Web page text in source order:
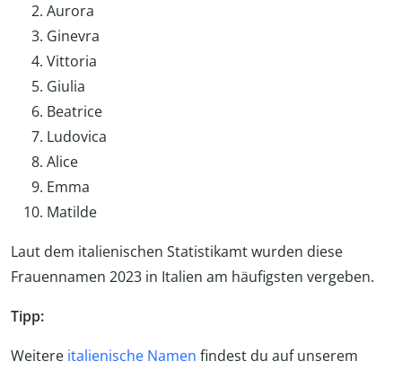
Aurora
Ginevra
Vittoria
Giulia
Beatrice
Ludovica
Alice
Emma
Matilde
Laut dem italienischen Statistikamt wurden diese
Frauennamen 2023 in Italien am häufigsten vergeben.
Tipp:
Weitere italienische Namen findest du auf unserem